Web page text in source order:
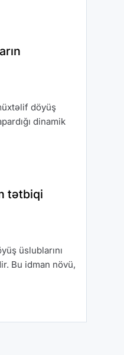
döyüş
dinamik
tətbiqi
üslublarını
Bu idman növü,